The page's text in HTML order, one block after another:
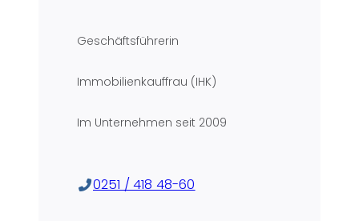
Geschäftsführerin
Immobilienkauffrau (IHK)
Im Unternehmen seit 2009
0251 / 418 48-60